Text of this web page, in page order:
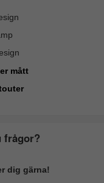
mått
frågor?
dig gärna!